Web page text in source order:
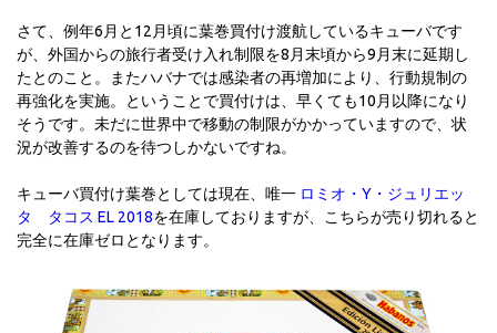
さて、例年6月と12月頃に葉巻買付け渡航しているキューバです
が、外国からの旅行者受け入れ制限を8月末頃から9月末に延期し
たとのこと。またハバナでは感染者の再増加により、行動規制の
再強化を実施。ということで買付けは、早くても10月以降になり
そうです。未だに世界中で移動の制限がかかっていますので、状
況が改善するのを待つしかないですね。
キューバ買付け葉巻としては現在、唯一 ロミオ・Y・ジュリエッ
タ タコス EL 2018を在庫しておりますが、こちらが売り切れると
完全に在庫ゼロとなります。